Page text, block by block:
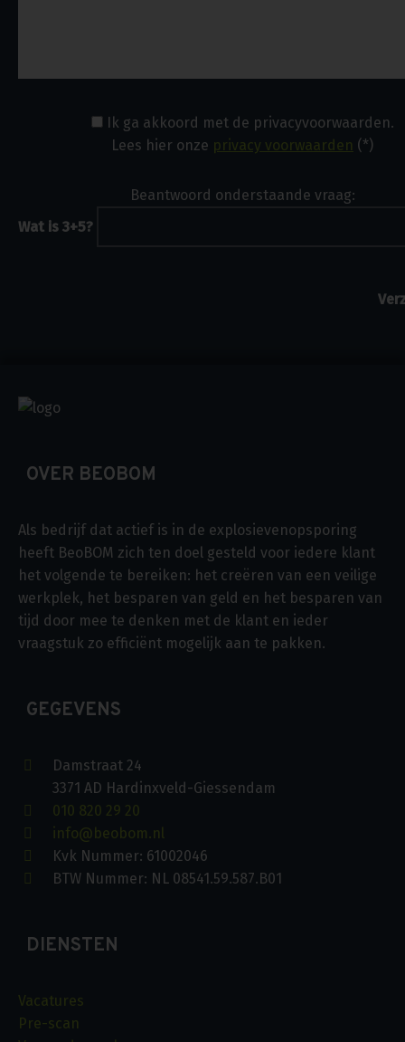
Ik ga akkoord met de privacyvoorwaarden.
Lees hier onze privacy voorwaarden (*)
Beantwoord onderstaande vraag:
Wat is 3+5?
OVER BEOBOM
Als bedrijf dat actief is in de explosievenopsporing
heeft BeoBOM zich ten doel gesteld voor iedere klant
het volgende te bereiken: het creëren van een veilige
werkplek, het besparen van geld en het besparen van
tijd door mee te denken met de klant en ieder
vraagstuk zo efficiënt mogelijk aan te pakken.
GEGEVENS
Damstraat 24
3371 AD Hardinxveld-Giessendam
010 820 29 20
info@beobom.nl
Kvk Nummer: 61002046
BTW Nummer: NL 08541.59.587.B01
DIENSTEN
Vacatures
Pre-scan